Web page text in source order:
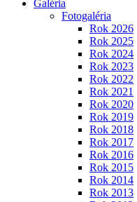
Galéria
Fotogaléria
Rok 2026
Rok 2025
Rok 2024
Rok 2023
Rok 2022
Rok 2021
Rok 2020
Rok 2019
Rok 2018
Rok 2017
Rok 2016
Rok 2015
Rok 2014
Rok 2013